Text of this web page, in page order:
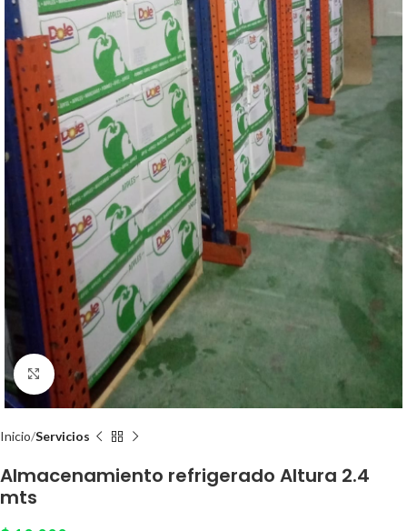
Click to enlarge
Inicio Servicios
Almacenamiento refrigerado Altura 2.4
mts